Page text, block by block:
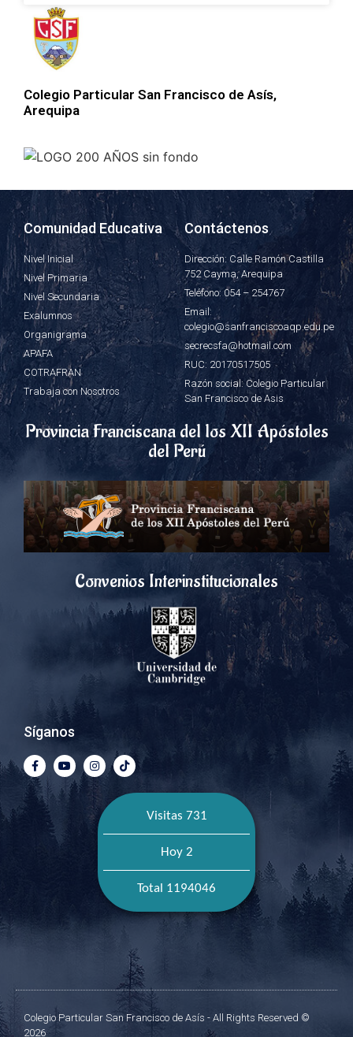
Colegio Particular San Francisco de Asís,
Arequipa
Comunidad Educativa
Nivel Inicial
Nivel Primaria
Nivel Secundaria
Exalumnos
Organigrama
APAFA
COTRAFRAN
Trabaja con Nosotros
Contáctenos
Dirección: Calle Ramón Castilla
752 Cayma, Arequipa
Teléfono: 054 – 254767
Email:
colegio@sanfranciscoaqp.edu.pe
secrecsfa@hotmail.com
RUC: 20170517505
Razón social: Colegio Particular
San Francisco de Asis
Provincia Franciscana del los XII Apóstoles
del Perú
Convenios Interinstitucionales
Síganos
Visitas 731
Hoy 2
Total 1194046
Colegio Particular San Francisco de Asís - All Rights Reserved ©
2026